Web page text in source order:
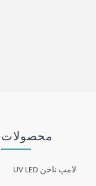
محصولات
لامپ ناخن UV LED